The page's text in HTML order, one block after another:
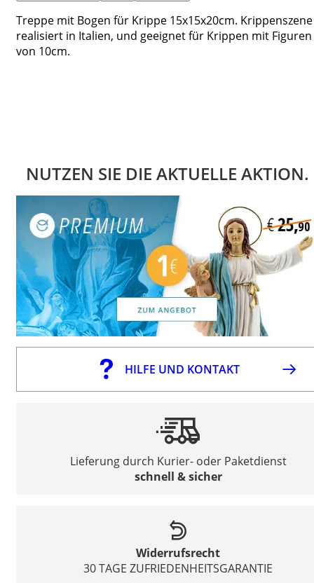
Treppe mit Bogen für Krippe 15x15x20cm. Krippenszene
realisiert in Italien, und geeignet für Krippen mit Figuren
von 10cm.
NUTZEN SIE DIE AKTUELLE AKTION.
HILFE UND KONTAKT
Lieferung durch Kurier- oder Paketdienst
schnell & sicher
Widerrufsrecht
30 TAGE ZUFRIEDENHEITSGARANTIE